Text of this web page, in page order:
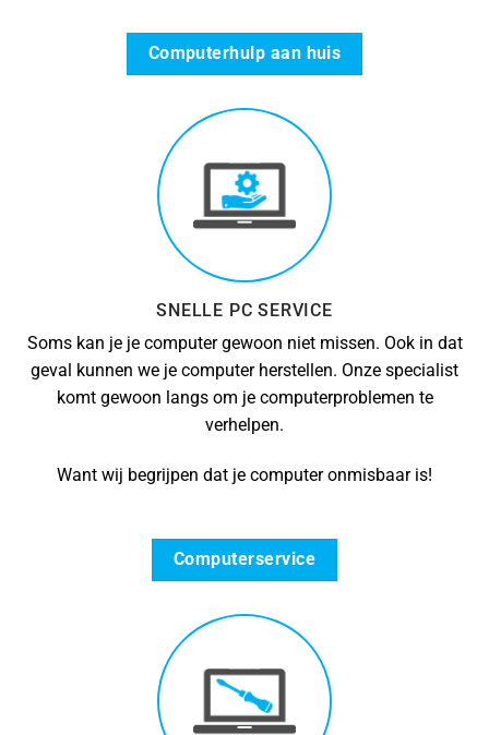
Computerhulp aan huis
SNELLE PC SERVICE
Soms kan je je computer gewoon niet missen. Ook in dat
geval kunnen we je computer herstellen. Onze specialist
komt gewoon langs om je computerproblemen te
verhelpen.
Want wij begrijpen dat je computer onmisbaar is!
Computerservice